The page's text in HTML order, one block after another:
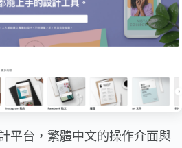
平台，繁體中文的操作介面與